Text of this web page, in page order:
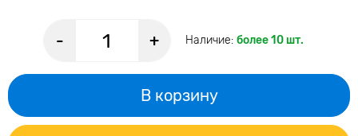
- + Наличие: более 10 шт.
В корзину